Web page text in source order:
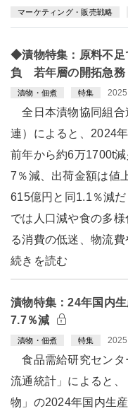
マーケティング・販売戦略
◆漬物特集：原料不足
負 若年層の開拓急務
漬物・佃煮 特集
全日本漬物協同組合
連）によると、2024
前年から約6万1700t
7％減、出荷金額は値
615億円と同1.1％減
では人口減や食の多
る消費の低迷、物流
続きを読む
漬物特集：24年国内
7.7％減
漬物・佃煮 特集
食品需給研究センタ
流通統計」によると
物」の2024年国内生